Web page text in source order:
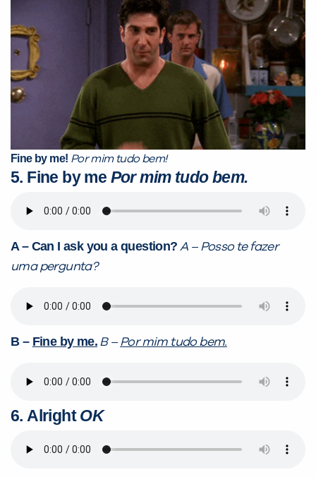
Fine by me! Por mim tudo bem!
5. Fine by me Por mim tudo bem.
A – Can I ask you a question? A – Posso te fazer
uma pergunta?
B – Fine by me. B – Por mim tudo bem.
6.Alright OK